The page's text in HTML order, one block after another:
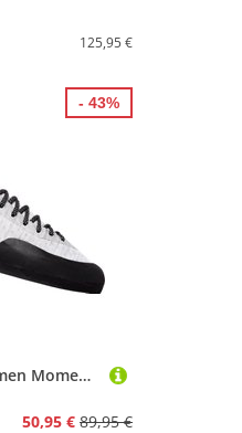
125,95 €
Black Diamond Damen Momentum Lace Kletterschuhe
50,95 € 89,95 €
- 43%